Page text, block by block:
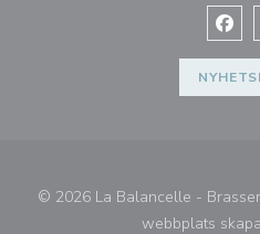
© 2026 La Balancelle -
webbplats